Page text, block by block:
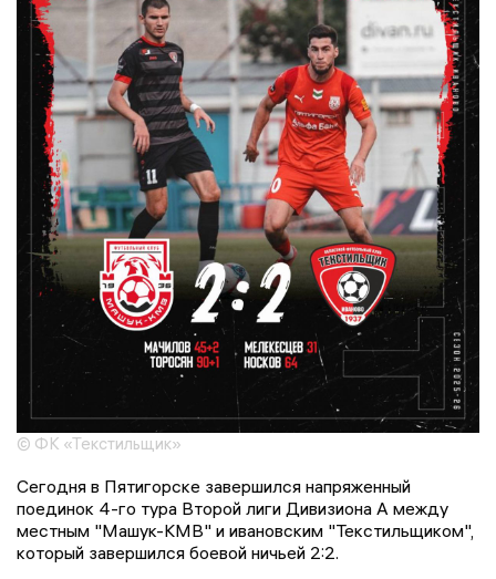
© ФК «Текстильщик»
Сегодня в Пятигорске завершился напряженный
поединок 4-го тура Второй лиги Дивизиона А между
местным "Машук-КМВ" и ивановским "Текстильщиком",
который завершился боевой ничьей 2:2.